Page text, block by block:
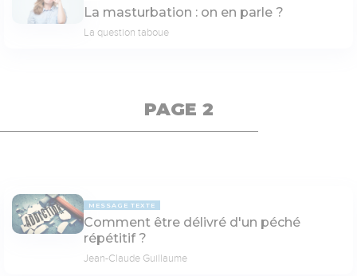
La masturbation : on en parle ?
La question taboue
PAGE 2
MESSAGE TEXTE
Comment être délivré d'un péché
répétitif ?
Jean-Claude Guillaume